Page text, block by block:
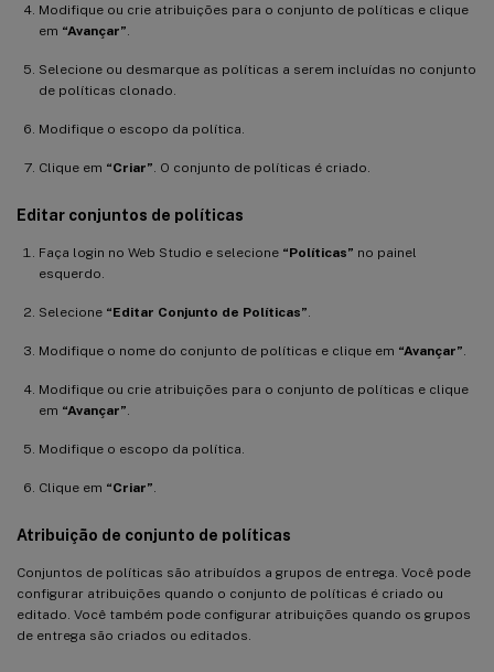
Modifique ou crie atribuições para o conjunto de políticas e clique
em “Avançar”
Selecione ou desmarque as políticas a serem incluídas no conjunto
de políticas clonado.
Modifique o escopo da política.
Clique em “Criar” . O conjunto de políticas é criado.
Editar conjuntos de políticas
Faça login no Web Studio e selecione “Políticas” no painel
esquerdo.
Selecione “Editar Conjunto de Políticas”
Modifique o nome do conjunto de políticas e clique em “Avançar”
Modifique ou crie atribuições para o conjunto de políticas e clique
em “Avançar”
Modifique o escopo da política.
Clique em “Criar”
Atribuição de conjunto de políticas
Conjuntos de políticas são atribuídos a grupos de entrega. Você pode
configurar atribuições quando o conjunto de políticas é criado ou
editado. Você também pode configurar atribuições quando os grupos
de entrega são criados ou editados.